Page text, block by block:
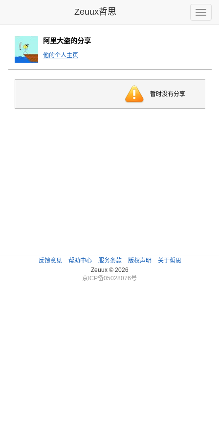
Toggle
Zeuux哲思
阿里大盗的分享
他的个人主页
暂时没有分享
反馈意见 帮助中心 服务条款 版权声明
关于哲思
Zeuux © 2026
京ICP备05028076号